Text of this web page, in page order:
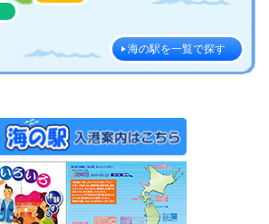
海の駅を一覧で探す